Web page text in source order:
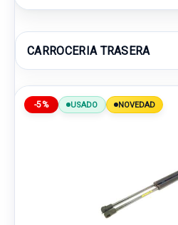
CARROCERIA TRASERA
-5% USADO NOVEDAD